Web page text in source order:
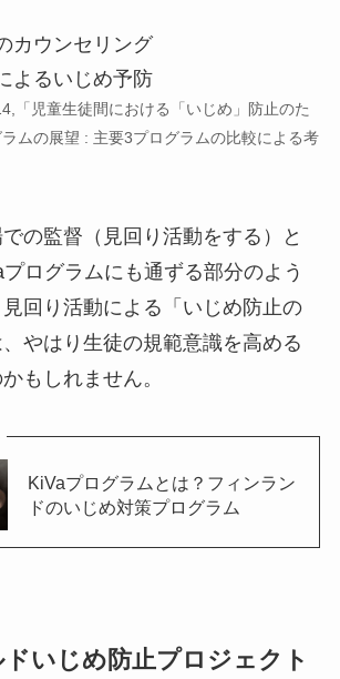
カウンセリング
よるいじめ予防
「児童生徒間における「いじめ」防止のた
ムの展望 : 主要3プログラムの比較による考
の監督（見回り活動をする）と
ログラムにも通ずる部分のよう
回り活動による「いじめ防止の
やはり生徒の規範意識を高める
もしれません。
KiVaプログラムとは？フィンラン
ドのいじめ対策プログラム
いじめ防止プロジェクト